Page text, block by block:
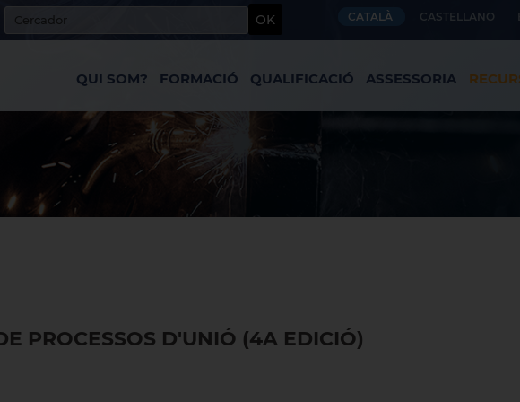
OK CATALÀ CASTELLANO
QUI SOM? FORMACIÓ QUALIFICACIÓ ASSESSORIA
PROCESSOS D'UNIÓ (4A EDICIÓ)